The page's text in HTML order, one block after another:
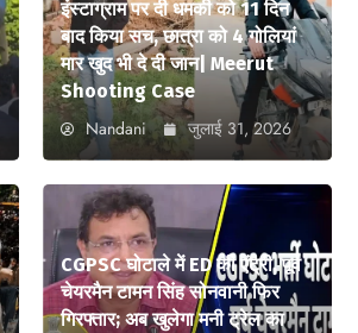
इंस्टाग्राम पर दी धमकी को 11 दिन
बाद किया सच, छात्रा को 4 गोलियां
मार खुद भी दे दी जान| Meerut
Shooting Case
Nandani जुलाई 31, 2026
CGPSC घोटाले में ED की एंट्री, पूर्व
चेयरमैन टामन सिंह सोनवानी फिर
गिरफ्तार; अब खुलेगा मनी ट्रेल का